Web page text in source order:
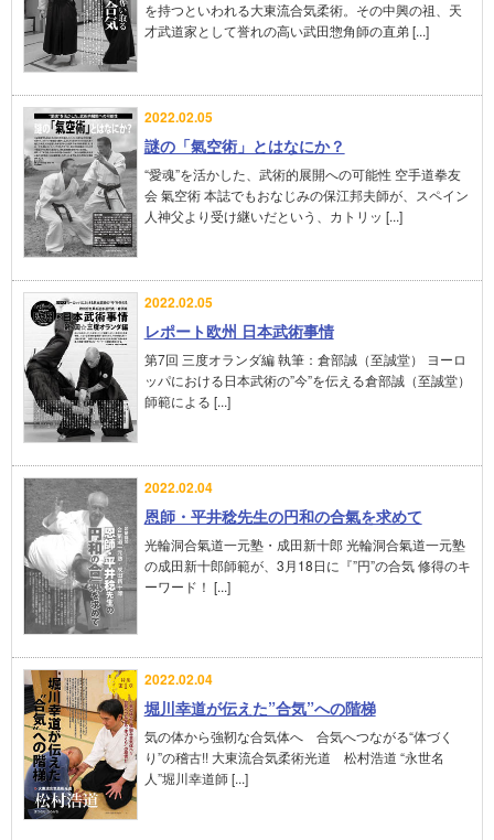
を持つといわれる大東流合気柔術。その中興の祖、天
才武道家として誉れの高い武田惣角師の直弟 [...]
2022.02.05
謎の「氣空術」とはなにか？
“愛魂”を活かした、武術的展開への可能性 空手道拳友
会 氣空術 本誌でもおなじみの保江邦夫師が、スペイン
人神父より受け継いだという、カトリッ [...]
2022.02.05
レポート欧州 日本武術事情
第7回 三度オランダ編 執筆：倉部誠（至誠堂） ヨーロ
ッパにおける日本武術の”今”を伝える倉部誠（至誠堂）
師範による [...]
2022.02.04
恩師・平井稔先生の円和の合氣を求めて
光輪洞合氣道一元塾・成田新十郎 光輪洞合氣道一元塾
の成田新十郎師範が、3月18日に『”円”の合気 修得のキ
ーワード！ [...]
2022.02.04
堀川幸道が伝えた”合気”への階梯
気の体から強靭な合気体へ 合気へつながる“体づく
り”の稽古!! 大東流合気柔術光道 松村浩道 “永世名
人”堀川幸道師 [...]